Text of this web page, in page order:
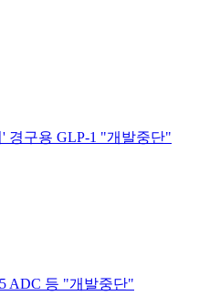
경구용 GLP-1 "개발중단"
ADC 등 "개발중단"